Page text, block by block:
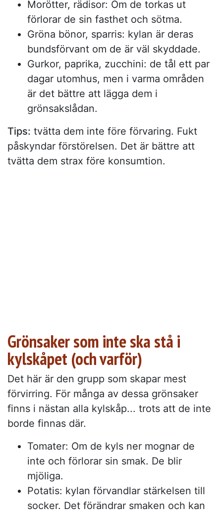
Morötter, rädisor: Om de torkas ut
förlorar de sin fasthet och sötma.
Gröna bönor, sparris: kylan är deras
bundsförvant om de är väl skyddade.
Gurkor, paprika, zucchini: de tål ett par
dagar utomhus, men i varma områden
är det bättre att lägga dem i
grönsakslådan.
Tips: tvätta dem inte före förvaring. Fukt
påskyndar förstörelsen. Det är bättre att
tvätta dem strax före konsumtion.
Grönsaker som inte ska stå i
kylskåpet (och varför)
Det här är den grupp som skapar mest
förvirring. För många av dessa grönsaker
finns i nästan alla kylskåp... trots att de inte
borde finnas där.
Tomater: Om de kyls ner mognar de
inte och förlorar sin smak. De blir
mjöliga.
Potatis: kylan förvandlar stärkelsen till
socker. Det förändrar smaken och kan